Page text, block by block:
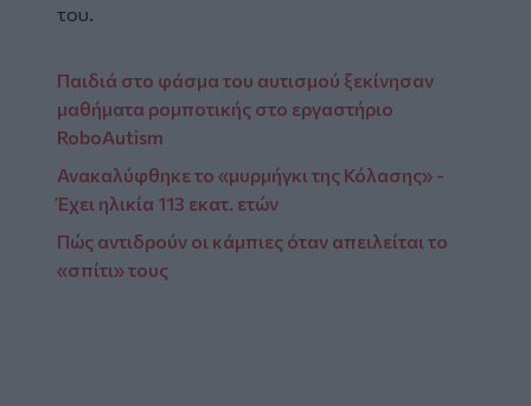
του.
Παιδιά στο φάσμα του αυτισμού ξεκίνησαν
μαθήματα ρομποτικής στο εργαστήριο
RoboAutism
Ανακαλύφθηκε το «μυρμήγκι της Κόλασης» -
Έχει ηλικία 113 εκατ. ετών
Πώς αντιδρούν οι κάμπιες όταν απειλείται το
«σπίτι» τους